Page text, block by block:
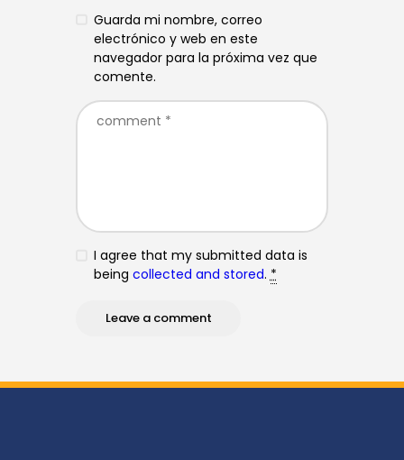
Guarda mi nombre, correo
electrónico y web en este
navegador para la próxima vez que
comente.
I agree that my submitted data is
being collected and stored. *